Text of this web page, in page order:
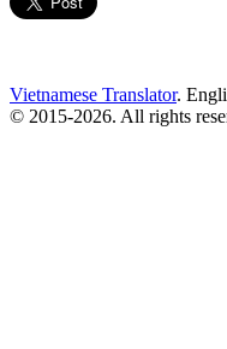
Vietnamese Translator.
© 2015-2026. All rights